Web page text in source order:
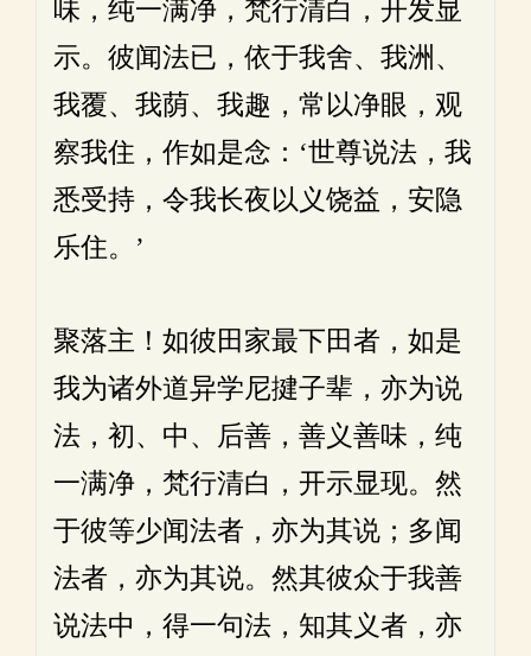
味，纯一满净，梵行清白，开发显
示。彼闻法已，依于我舍、我洲、
我覆、我荫、我趣，常以净眼，观
察我住，作如是念：‘世尊说法，我
悉受持，令我长夜以义饶益，安隐
乐住。’
聚落主！如彼田家最下田者，如是
我为诸外道异学尼揵子辈，亦为说
法，初、中、后善，善义善味，纯
一满净，梵行清白，开示显现。然
于彼等少闻法者，亦为其说；多闻
法者，亦为其说。然其彼众于我善
说法中，得一句法，知其义者，亦